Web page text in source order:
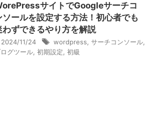
サイトでGoogleサーチコ
ソールを設定する方法！初心者でも
わずできるやり方を解説
2024/11/24 wordpress サーチコンソール
グツール 初期設定 初級